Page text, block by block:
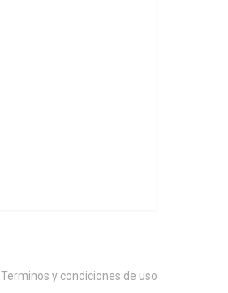
Terminos y condiciones de uso